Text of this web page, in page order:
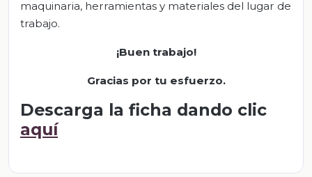
maquinaria, herramientas y materiales del lugar de
trabajo.
¡Buen trabajo!
Gracias por tu esfuerzo.
Descarga la ficha dando clic
aquí